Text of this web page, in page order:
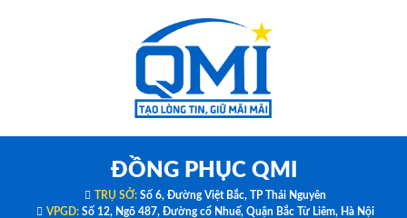
ĐỒNG PHỤC QMI
TRỤ SỞ:Số 6, Đường Việt Bắc, TP Thái Nguyên
VPGD:Số 12, Ngõ 487, Đường cổ Nhuế, Quận Bắc Từ Liêm, Hà Nội